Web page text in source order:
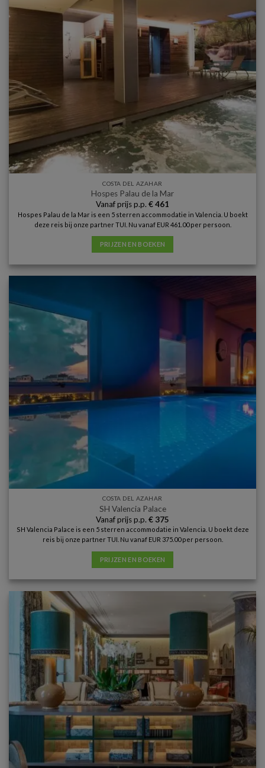
COSTA DEL AZAHAR
Hospes Palau de la Mar
Vanaf prijs p.p. €461
Hospes Palau de la Mar is een 5 sterren accommodatie in Valencia. U boekt
deze reis bij onze partner TUI. Nu vanaf EUR 461.00 per persoon.
PRIJZEN EN BOEKEN
COSTA DEL AZAHAR
SH Valencia Palace
Vanaf prijs p.p. € 375
SH Valencia Palace is een 5 sterren accommodatie in Valencia. U boekt deze
reis bij onze partner TUI. Nu vanaf EUR 375.00 per persoon.
PRIJZEN EN BOEKEN